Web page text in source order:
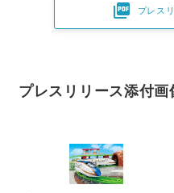
 プレス
プレスリリース添付画